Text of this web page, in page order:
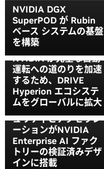
NVIDIA DGX
SuperPOD が Rubin
ベース システムの基盤
を構築
NVIDIA が完全な自動
運転への道のりを加速
するため、DRIVE
Hyperion エコシステ
ムをグローバルに拡大
NVIDIA BlueField を
活用したサイバーセキ
ュリティとアクセラレ
ーションがNVIDIA
Enterprise AI ファク
トリーの検証済みデザ
インに搭載